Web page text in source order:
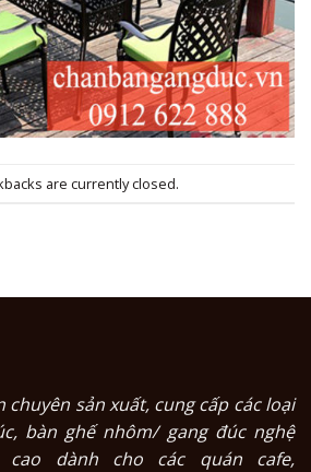
are currently closed.
chuyên sản xuất, cung cấp các loại
, bàn ghế nhôm/ gang đúc nghệ
dành cho các quán cafe,